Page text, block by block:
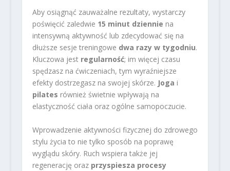
Aby osiągnąć zauważalne rezultaty, wystarczy
poświęcić zaledwie 15 minut dziennie na
intensywną aktywność lub zdecydować się na
dłuższe sesje treningowe dwa razy w tygodniu.
Kluczowa jest regularność; im więcej czasu
spędzasz na ćwiczeniach, tym wyraźniejsze
efekty dostrzegasz na swojej skórze. Joga i
pilates również świetnie wpływają na
elastyczność ciała oraz ogólne samopoczucie.
Wprowadzenie aktywności fizycznej do zdrowego
stylu życia to nie tylko sposób na poprawę
wyglądu skóry. Ruch wspiera także jej
regenerację oraz przyspiesza procesy